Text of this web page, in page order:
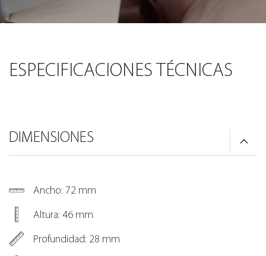
ESPECIFICACIONES TÉCNICAS
DIMENSIONES
Ancho: 72 mm
Altura: 46 mm
Profundidad: 28 mm